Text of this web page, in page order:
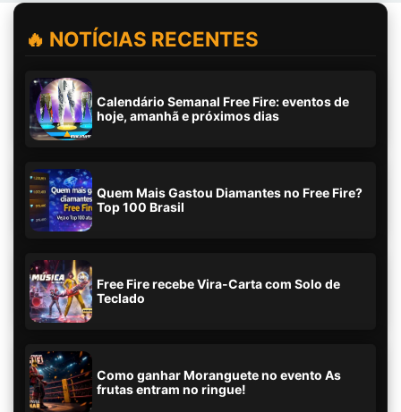
🔥 NOTÍCIAS RECENTES
Calendário Semanal Free Fire: eventos de
hoje, amanhã e próximos dias
Quem Mais Gastou Diamantes no Free Fire?
Top 100 Brasil
Free Fire recebe Vira-Carta com Solo de
Teclado
Como ganhar Moranguete no evento As
frutas entram no ringue!